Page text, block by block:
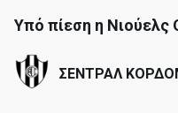
Υπό πίεση η Νιούελς
ΣΕΝΤΡΑΛ